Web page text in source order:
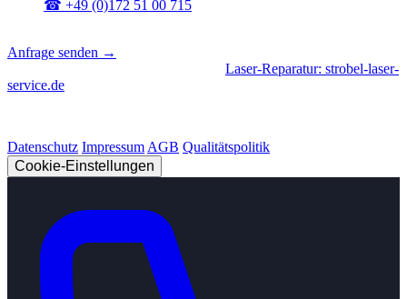
☎ +49 (0)172 51 00 715
Anfrage senden →
Laser-Reparatur: strobel-laser-
service.de
Datenschutz ImpressumAGB Qualitätspolitik
Cookie-Einstellungen